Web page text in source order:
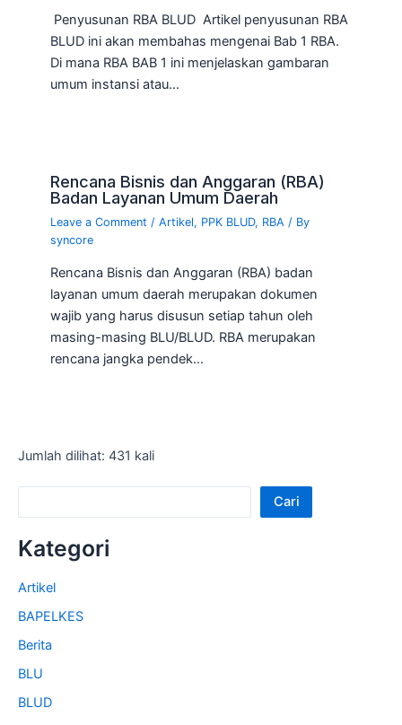
Penyusunan RBA BLUD Artikel penyusunan RBA
BLUD ini akan membahas mengenai Bab 1 RBA.
Di mana RBA BAB 1 ini menjelaskan gambaran
umum instansi atau…
Rencana Bisnis dan Anggaran (RBA)
Badan Layanan Umum Daerah
Leave a Comment /Artikel, PPK BLUD, RBA / By
syncore
Rencana Bisnis dan Anggaran (RBA) badan
layanan umum daerah merupakan dokumen
wajib yang harus disusun setiap tahun oleh
masing-masing BLU/BLUD. RBA merupakan
rencana jangka pendek…
Jumlah dilihat: 431 kali
Cari
Kategori
Artikel
BAPELKES
Berita
BLU
BLUD